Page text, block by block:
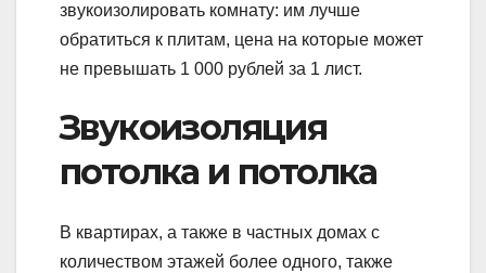
звукоизолировать комнату: им лучше
обратиться к плитам, цена на которые может
не превышать 1 000 рублей за 1 лист.
Звукоизоляция
потолка и потолка
В квартирах, а также в частных домах с
количеством этажей более одного, также